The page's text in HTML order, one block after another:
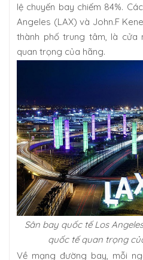
lệ chuyến bay chiếm 84%.
Angeles (LAX) và John.F
thành phố trung tâm, là
quan trọng của hãng.
Sân bay quốc tế Los
quốc tế quan trọng
Về mạng đường bay, mỗi